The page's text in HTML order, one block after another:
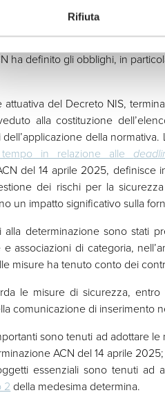
Rifiuta
Nazionale (ACN)
138/2024 (“Decreto NIS”),
della
ha definito gli obblighi, in
attuativa del Decreto NIS,
alla costituzione
dell’applicazione della
in relazione alle
del 14 aprile 2025, definisce
dei rischi per la
un impatto significativo sulla
alla determinazione sono stati
associazioni di categoria,
misure ha tenuto conto dei
le misure di sicurezza,
comunicazione di inserimento
sono tenuti ad adottare le
ACN del 14 aprile 2025;
essenziali sono tenuti ad
2 della medesima determina.